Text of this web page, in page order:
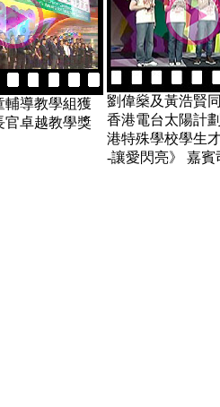
輔導教學組獲
官卓越教學獎
劉偉燊及黃浩賢
香港電台太陽計
港特殊學校學生
-讓愛閃亮》 嘉賓